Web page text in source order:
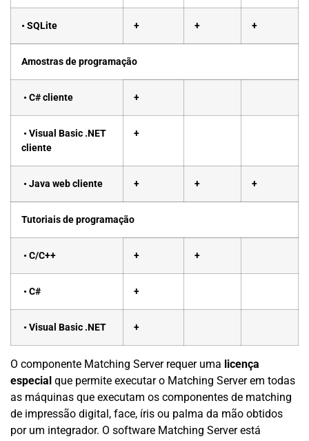
• SQLite + + +
Amostras de programação
• C# cliente +
• Visual Basic .NET
cliente
+
• Java web cliente + + +
Tutoriais de programação
• C/C++ + +
• C# +
• Visual Basic .NET +
O componente Matching Server requer uma licença
especial que permite executar o Matching Server em todas
as máquinas que executam os componentes de matching
de impressão digital, face, íris ou palma da mão obtidos
por um integrador. O software Matching Server está